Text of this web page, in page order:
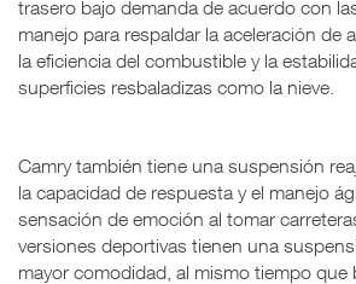
trasero bajo demanda de acuerdo con
manejo para respaldar la aceleración de
la eficiencia del combustible y la
superficies resbaladizas como la nieve.
Camry también tiene una suspensión
la capacidad de respuesta y el manejo
sensación de emoción al tomar
versiones deportivas tienen una
mayor comodidad, al mismo tiempo que